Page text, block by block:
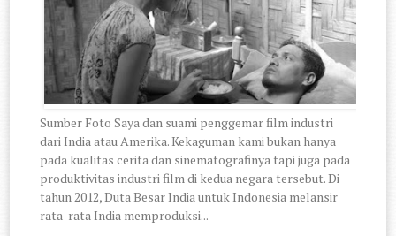
Sumber Foto Saya dan suami penggemar film industri
dari India atau Amerika. Kekaguman kami bukan hanya
pada kualitas cerita dan sinematografinya tapi juga pada
produktivitas industri film di kedua negara tersebut. Di
tahun 2012, Duta Besar India untuk Indonesia melansir
rata-rata India memproduksi...